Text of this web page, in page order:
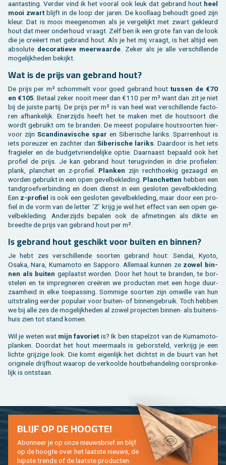
aan­tas­ting. Ver­der vind ik het voor­al ook leuk dat ge­brand hout heel
mooi zwartblijft in de loop der jaren. De kool­laag be­houdt goed zijn
kleur. Dat is mooi mee­ge­no­men als je ver­ge­lijkt met zwart ge­kleurd
hout dat meer on­der­houd vraagt. Zelf ben ik een grote fan van de look
die je creëert met ge­brand hout. Als je het mij vraagt, is het al­tijd een
ab­so­lu­te de­co­ra­tie­ve meer­waar­de . Zeker als je alle ver­schil­len­de
mo­ge­lijk­he­den be­kijkt.
Wat is de prijs van ge­brand hout?
De prijs per m² schom­melt voor goed ge­brand hout tus­sen de €70
en €105 . Be­taal zeker nooit meer dan €110 per m² want dan zit je niet
bij de juis­te par­tij. De prijs per m² is van heel wat ver­schil­len­de fac­to­
ren af­han­ke­lijk. Ener­zijds heeft het te maken met de hout­soort die
wordt ge­bruikt om te bran­den. De meest po­pu­lai­re hout­soor­ten hier­
voor zijn Scan­di­na­vi­sche spar en Si­be­ri­sche la­riks. Spar­ren­hout is
iets po­reu­zer en zach­ter dan Si­be­ri­sche la­riks . Daar­door is het iets
fra­gie­ler en de bud­get­vrien­de­lij­ke optie. Daar­naast be­paald ook het
pro­fiel de prijs. Je kan ge­brand hout te­rug­vin­den in drie pro­fie­len:
plank, plan­chet en z-pro­fiel. Plan­ken zijn recht­hoe­kig ge­zaagd en
wor­den ge­bruikt in een open ge­vel­be­kle­ding. Plan­chet­ten heb­ben een
tand­groef­ver­bin­ding en doen dienst in een ge­slo­ten ge­vel­be­kle­ding.
Een z-pro­fiel is ook een ge­slo­ten ge­vel­be­kle­ding, maar door een pro­
fiel in de vorm van de let­ter ‘Z’ krijg je wel het ef­fect van een open ge­
vel­be­kle­ding. An­der­zijds be­pa­len ook de af­me­tin­gen als dikte en
breed­te de prijs van ge­brand hout per m².
Is ge­brand hout ge­schikt voor bui­ten en bin­nen?
Je hebt zes ver­schil­len­de soor­ten ge­brand hout: Sen­dai, Kyoto,
Osaka, Nara, Ku­ma­mo­to en Sap­po­ro. Al­le­maal kun­nen ze zowel bin­
nen als bui­ten ge­plaatst wor­den. Door het hout te bran­den, te bor­
ste­len en te im­preg­ne­ren creëren we pro­duc­ten met een hoge duur­
zaam­heid in elke toe­pas­sing. Som­mi­ge soor­ten zijn om­wil­le van hun
uit­stra­ling eer­der po­pu­lair voor bui­ten- of bin­nen­ge­bruik. Toch heb­ben
we bij alle zes de mo­ge­lijk­he­den al zowel pro­jec­ten bin­nen- als bui­tens­
huis zien tot stand komen.
Wil je weten wat mijn fa­vo­rietis? Ik ben sta­pel­zot van de Ku­ma­mo­to-
plan­ken. Door­dat het hout meer­maals is ge­bor­steld, ver­krijg je een
lich­te grij­zi­ge look. Die komt ei­gen­lijk het dichtst in de buurt van het
ori­gi­ne­le drijf­hout waar­op de ver­kool­de hout­be­han­de­ling oor­spron­ke­
lijk is ont­staan.
BLIJF OP DE HOOG­TE!
Abon­neer je op onze nieuws­brief en blijf
op de hoog­te over het laat­ste nieuws, de
hip­s­te trends of de laat­ste pro­duc­ten.